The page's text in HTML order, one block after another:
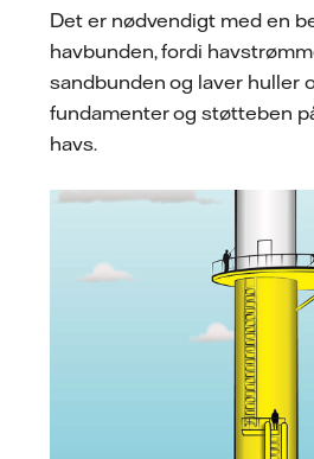
Det er nødvendigt med en
havbunden, fordi
sandbunden og laver huller
fundamenter og støtteben
havs.